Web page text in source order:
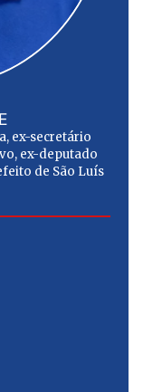
ex-secretário
ex-deputado
de São Luís